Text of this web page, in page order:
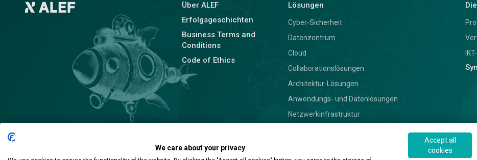
Über ALEF
Erfolgsgeschichten
Business Terms and
Conditions
Code of Ethics
Lösungen
Cyber-Sicherheit
Datenzentrum
Cloud
Collaborationslösungen
Architektur-Lösungen
Anwendungs- und Datenlösungen
Netzwerkinfrastruktur
We care about your privacy
Accept all
cookies